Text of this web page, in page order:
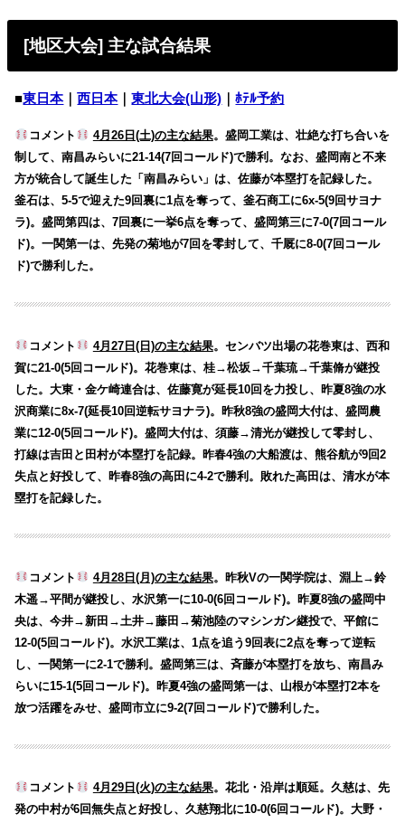
[地区大会] 主な試合結果
■東日本｜西日本｜東北大会(山形) ｜ﾎﾃﾙ予約
コメント 4月26日(土)の主な結果。盛岡工業は、壮絶な打ち合いを
制して、南昌みらいに21-14(7回コールド)で勝利。なお、盛岡南と不来
方が統合して誕生した「南昌みらい」は、佐藤が本塁打を記録した。
釜石は、5-5で迎えた9回裏に1点を奪って、釜石商工に6x-5(9回サヨナ
ラ)。盛岡第四は、7回裏に一挙6点を奪って、盛岡第三に7-0(7回コール
ド)。一関第一は、先発の菊地が7回を零封して、千厩に8-0(7回コール
ド)で勝利した。
コメント 4月27日(日)の主な結果。センバツ出場の花巻東は、西和
賀に21-0(5回コールド)。花巻東は、桂→松坂→千葉琉→千葉脩が継投
した。大東・金ケ崎連合は、佐藤寛が延長10回を力投し、昨夏8強の水
沢商業に8x-7(延長10回逆転サヨナラ)。昨秋8強の盛岡大付は、盛岡農
業に12-0(5回コールド)。盛岡大付は、須藤→清光が継投して零封し、
打線は吉田と田村が本塁打を記録。昨春4強の大船渡は、熊谷航が9回2
失点と好投して、昨春8強の高田に4-2で勝利。敗れた高田は、清水が本
塁打を記録した。
コメント 4月28日(月)の主な結果。昨秋Vの一関学院は、淵上→鈴
木遥→平間が継投し、水沢第一に10-0(6回コールド)。昨夏8強の盛岡中
央は、今井→新田→土井→藤田→菊池陸のマシンガン継投で、平館に
12-0(5回コールド)。水沢工業は、1点を追う9回表に2点を奪って逆転
し、一関第一に2-1で勝利。盛岡第三は、斉藤が本塁打を放ち、南昌み
らいに15-1(5回コールド)。昨夏4強の盛岡第一は、山根が本塁打2本を
放つ活躍をみせ、盛岡市立に9-2(7回コールド)で勝利した。
コメント 4月29日(火)の主な結果。花北・沿岸は順延。久慈は、先
発の中村が6回無失点と好投し、久慈翔北に10-0(6回コールド)。大野・